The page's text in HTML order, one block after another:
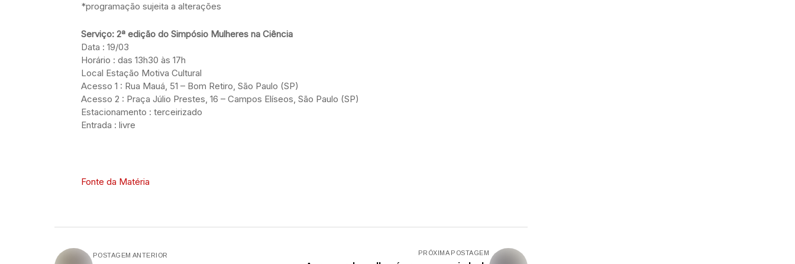
*programação sujeita a alterações
Serviço: 2ª edição do Simpósio Mulheres na Ciência
Data : 19/03
Horário : das 13h30 às 17h
Local Estação Motiva Cultural
Acesso 1 : Rua Mauá, 51 – Bom Retiro, São Paulo (SP)
Acesso 2 : Praça Júlio Prestes, 16 – Campos Elíseos, São Paulo (SP)
Estacionamento : terceirizado
Entrada : livre
Fonte da Matéria
POSTAGEM ANTERIOR PRÓXIMA POSTAGEM